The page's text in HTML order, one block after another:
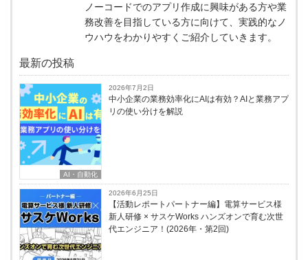
ノーコードでのアプリ作成に興味がある方や業
務改善を目指している方に向けて、実践的なノ
ウハウをわかりやすくご紹介していきます。
最新の投稿
AI・自動化
2026年7月2日
中小企業の業務効率化にAIは有効？AIと業務アプ
リの使い分けを解説
2026年6月25日
【活動レポートパートナー編】電算サービス様
新人研修 × サスケWorks ハンズオンで育む次世
代エンジニア！(2026年・第2回)